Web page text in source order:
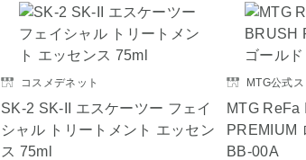
コスメデネット
SK-2 SK-II エスケーツー フェイ
シャル トリートメント エッセン
ス 75ml
MTG公式
MTG ReFa
PREMIUM
BB-00A